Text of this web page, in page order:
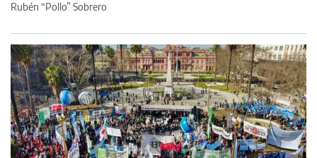
Rubén “Pollo” Sobrero